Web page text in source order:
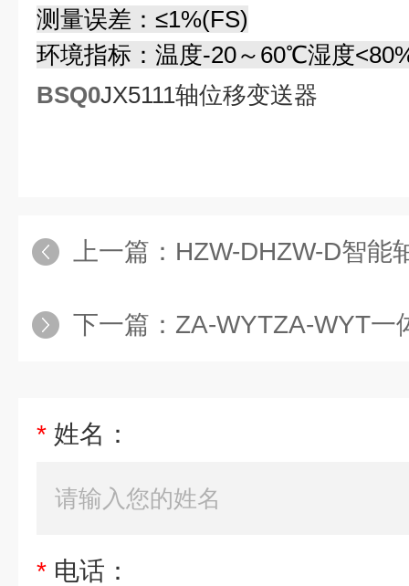
测量误差：≤1%(FS)
环境指标：温度-20～60℃湿度
BSQ0JX5111轴位移变送器
上一篇： HZW-DHZW-D智能
下一篇： ZA-WYTZA-WYT一体
* 姓名：
* 电话：